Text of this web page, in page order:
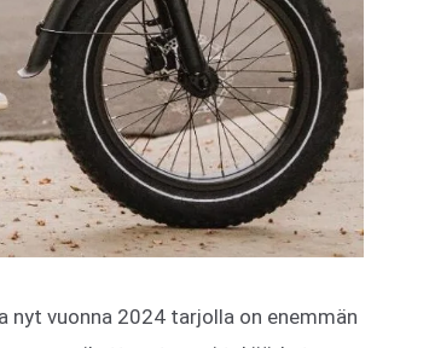
nyt vuonna 2024 tarjolla on enemmän